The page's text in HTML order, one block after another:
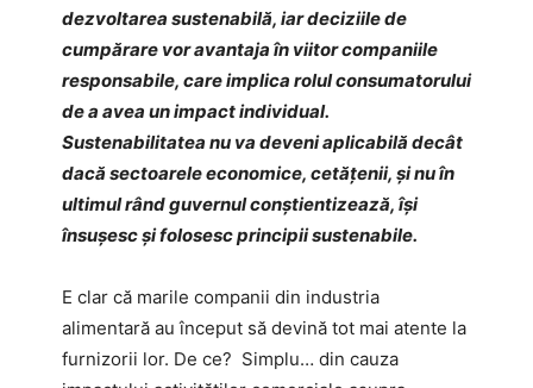
dezvoltarea sustenabilă, iar deciziile de
cumpărare vor avantaja în viitor companiile
responsabile, care implica rolul consumatorului
de a avea un impact individual.
Sustenabilitatea nu va deveni aplicabilă decât
dacă sectoarele economice, cetățenii, și nu în
ultimul rând guvernul conștientizează, își
însușesc și folosesc principii sustenabile.
E clar că marile companii din industria
alimentară au început să devină tot mai atente la
furnizorii lor. De ce? Simplu… din cauza